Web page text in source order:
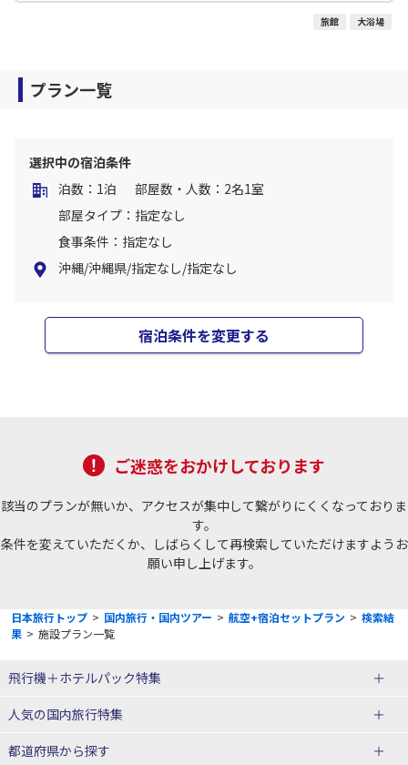
旅館 大浴場
プラン一覧
選択中の宿泊条件
泊数：1泊
部屋数・人数：2名1室
部屋タイプ：指定なし
食事条件：指定なし
沖縄/沖縄県/指定なし/指定なし
宿泊条件を変更する
ご迷惑をおかけしております
該当のプランが無いか、アクセスが集中して繋がりにくくなっておりま
す。
条件を変えていただくか、しばらくして再検索していただけますようお
願い申し上げます。
日本旅行トップ > 国内旅行・国内ツアー > 航空+宿泊セットプラン > 検索結
果 > 施設プラン一覧
飛行機＋ホテルパック特集
赤い風船ダイナミックパッケージ
ＪＡＬで行く飛行機+ホテルパック
人気の国内旅行特集
東京ディズニーリゾート®への旅
ユニバーサル・スタジオ・ジャパ
都道府県から探す